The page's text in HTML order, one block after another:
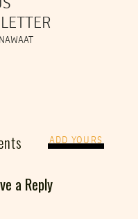
ADD YOURS
a Reply